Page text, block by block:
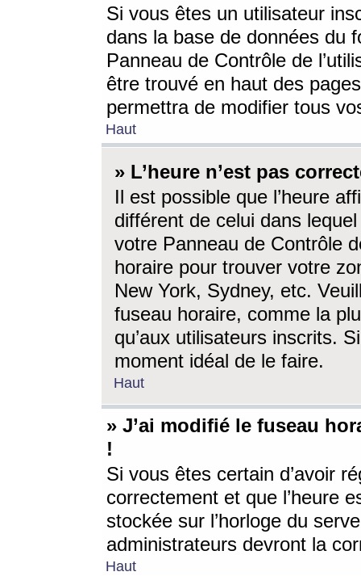
Si vous êtes un utilisateur
dans la base de données du
Panneau de Contrôle de
être trouvé en haut des
permettra de modifier tous
Haut
» L’heure n’est pas
Il est possible que l’heure
différent de celui dans
votre Panneau de Contrôle
horaire pour trouver votre
New York, Sydney, etc.
fuseau horaire, comme la
qu’aux utilisateurs inscrits.
moment idéal de le faire.
Haut
» J’ai modifié le fuseau
!
Si vous êtes certain d’avoir
correctement et que l’heure
stockée sur l’horloge du
administrateurs devront la
Haut